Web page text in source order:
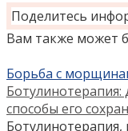
Поделитесь
Вам также может
Борьба с
Ботулинотерапия:
способы его